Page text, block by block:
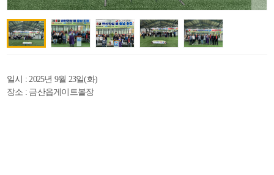
일시 : 2025년 9월 23일(화)
장소 : 금산읍게이트볼장